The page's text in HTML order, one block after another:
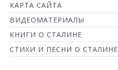
КАРТА САЙТА
ВИДЕОМАТЕРИАЛЫ
КНИГИ О СТАЛИНЕ
СТИХИ И ПЕСНИ О СТАЛИНЕ